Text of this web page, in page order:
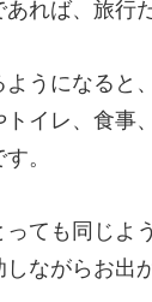
れば、旅行
うになると
トイレ、食事
。
ても同じよ
ながらお出